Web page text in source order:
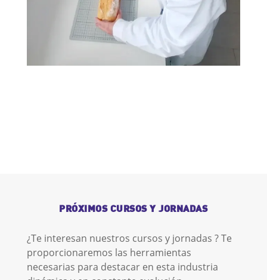
PRÓXIMOS CURSOS Y JORNADAS
¿Te interesan nuestros cursos y jornadas ? Te
proporcionaremos las herramientas
necesarias para destacar en esta industria